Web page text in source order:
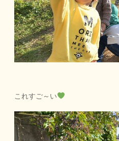
これすご～い